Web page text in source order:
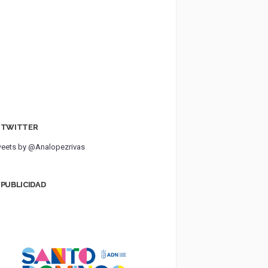
TWITTER
by @Analopezrivas
PUBLICIDAD